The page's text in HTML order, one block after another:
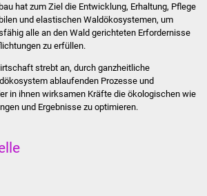
Behördenwegweiser
Stellenangebote
Kontakt
Veröffentlichungen
hat zum Ziel die Entwicklung, Erhaltung, Pflege
und elastischen Waldökosystemen, um
alle an den Wald gerichteten Erfordernisse
zu erfüllen.
strebt an, durch ganzheitliche
ablaufenden Prozesse und
in ihnen wirksamen Kräfte die ökologischen wie
und Ergebnisse zu optimieren.